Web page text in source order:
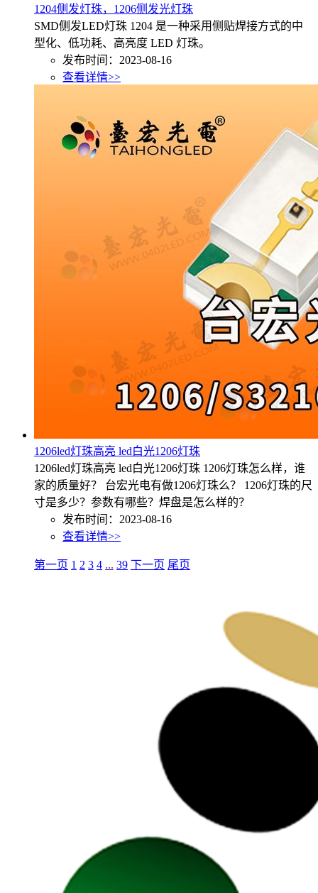
1204侧发灯珠，1206侧发光灯珠
SMD侧发LED灯珠 1204 是一种采用侧贴焊接方式的中
型化、低功耗、高亮度 LED 灯珠。
发布时间：2023-08-16
查看详情>>
1206led灯珠高亮 led白光1206灯珠
1206led灯珠高亮 led白光1206灯珠 1206灯珠怎么样，谁
家的质量好？ 台宏光电有做1206灯珠么？ 1206灯珠的尺
寸是多少？参数有哪些？焊盘是怎么样的？
发布时间：2023-08-16
查看详情>>
第一页 1 2 3 4 ... 39 下一页 尾页